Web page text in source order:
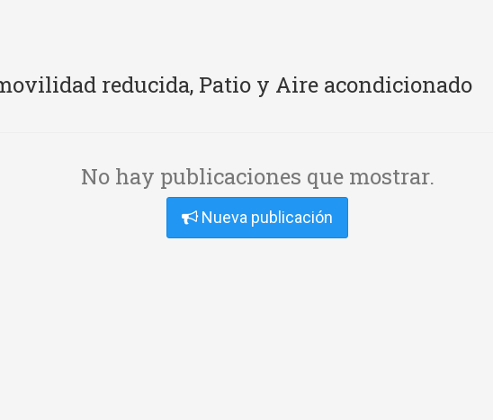
reducida, Patio y Aire acondicionado
No hay publicaciones que mostrar.
Nueva publicación